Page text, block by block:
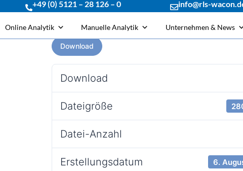
+49 (0) 5121 – 28 126 – 0 info@rls-
Online Analytik Manuelle Analytik Unternehmen & News
Download
Download
Dateigröße
Datei-Anzahl
Erstellungsdatum 6.